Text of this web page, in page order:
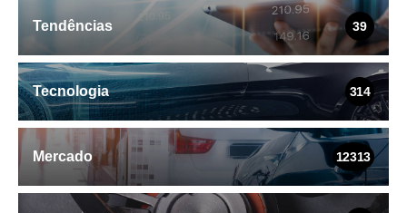
Tendências 39
Tecnologia 314
Mercado 12313